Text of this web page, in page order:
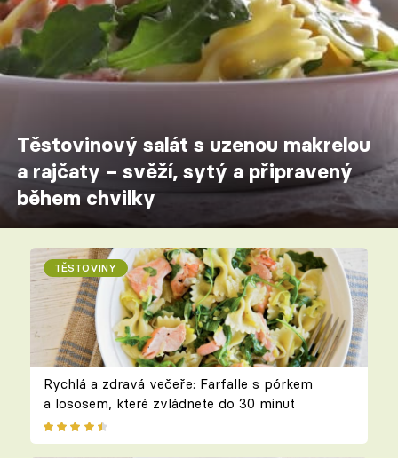
Těstovinový salát s uzenou makrelou
a rajčaty – svěží, sytý a připravený
během chvilky
TĚSTOVINY
Rychlá a zdravá večeře: Farfalle s pórkem
a lososem, které zvládnete do 30 minut